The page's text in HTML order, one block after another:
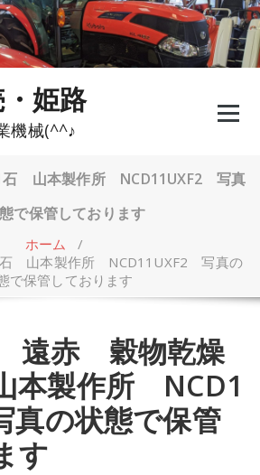
・姫路
機械(^^♪
石 山本製作所 NCD11UXF2 写真
で保管しております
ホーム /
山本製作所 NCD11UXF2 写真の
で保管しております
遠赤 穀物乾燥
本製作所 NCD1
の状態で保管
す